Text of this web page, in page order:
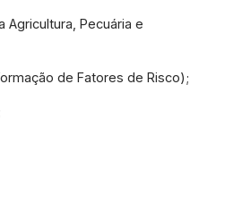
Agricultura, Pecuária e
de Fatores de Risco);